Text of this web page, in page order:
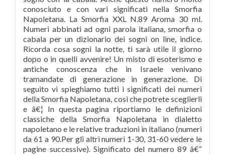
conosciuto e con vari significati nella Smorfia
Napoletana. La Smorfia XXL N.89 Aroma 30 ml.
Numeri abbinati ad ogni parola italiana, smorfia o
cabala per un dizionario dei sogni on line, indice.
Ricorda cosa sogni la notte, ti sarà utile il giorno
dopo o in quelli avvenire! Un misto di esoterismo e
antiche conoscenza che in Israele venivano
tramandate di generazione in generazione. Di
seguito vi spieghiamo tutti i significati dei numeri
della Smorfia Napoletana, così che potrete sceglierli
e â€¦ In questa pagina riportiamo le definizioni
classiche della Smorfia Napoletana in dialetto
napoletano e le relative traduzioni in italiano (numeri
da 61 a 90.Per gli altri numeri 1-30, 31-60 vedere le
pagine successive). Significato del numero 89 â€“